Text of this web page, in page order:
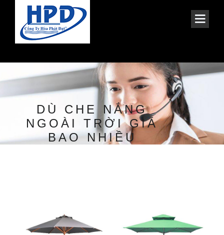
DÙ CHE NẮNG
NGOÀI TRỜI GIÁ
BAO NHIỀU